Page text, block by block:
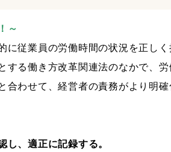
～
従業員の労働時間の状況を正し
る働き方改革関連法のなかで、
わせて、経営者の責務がより明確
、適正に記録する。